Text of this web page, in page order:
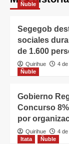
Ñuble
Segegob
sociales
de 1.600
Quirihue 4
Ñuble
Gobierno
Concurso
por
Quirihue 4
Itata
Ñuble